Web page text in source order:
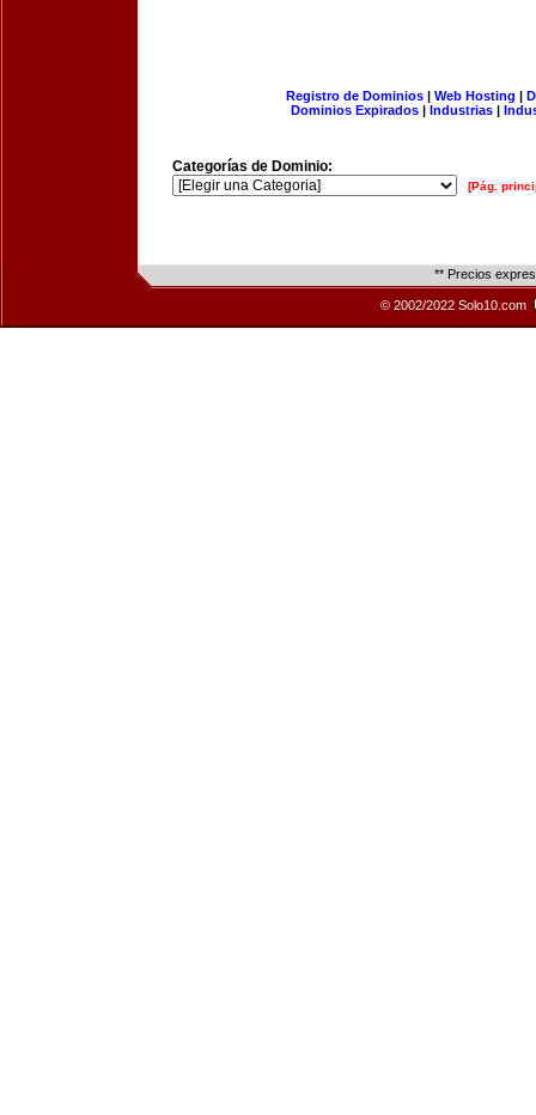
Registro de Dominios| Web Hosting |
Dominios Expirados | Industrias |
Categorías de Dominio:
[Pág.
** Precios
© 2002/2022 Solo10.com